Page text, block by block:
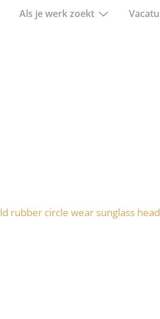
Als je werk zoekt